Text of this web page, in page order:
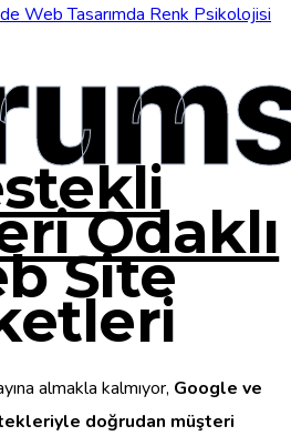
Web Tasarımda Renk Psikolojisi
Odaklı
Site
almakla kalmıyor, Google ve
doğrudan müşteri